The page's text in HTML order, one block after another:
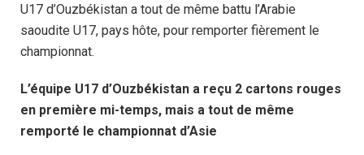
U17 d’Ouzbékistan a tout de même battu l’Arabie
saoudite U17, pays hôte, pour remporter fièrement le
championnat.
L’équipe U17 d’Ouzbékistan a reçu 2 cartons rouges
en première mi-temps, mais a tout de même
remporté le championnat d’Asie